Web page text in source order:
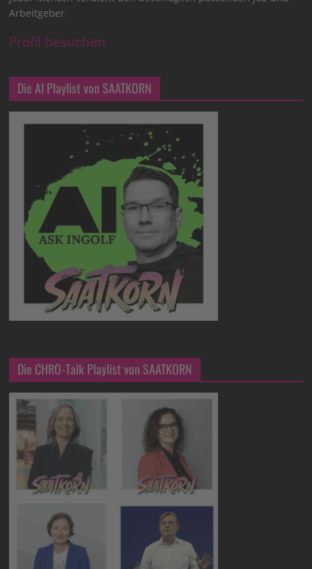
Arbeitgeber.
Profil besuchen
Die AI Playlist von SAATKORN
Die CHRO-Talk Playlist von SAATKORN